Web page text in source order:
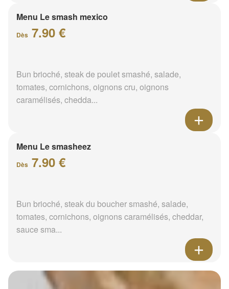
Menu Le smash mexico
Dès 7.90 €
Bun brioché, steak de poulet smashé, salade,
tomates, cornichons, oignons cru, oignons
caramélisés, chedda...
Menu Le smasheez
Dès 7.90 €
Bun brioché, steak du boucher smashé, salade,
tomates, cornichons, oignons caramélisés, cheddar,
sauce sma...